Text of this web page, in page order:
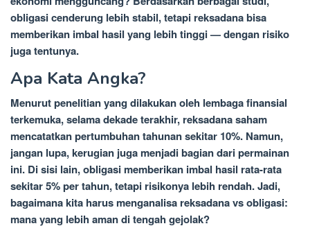
obligasi cenderung lebih stabil, tetapi reksadana bisa
memberikan imbal hasil yang lebih tinggi — dengan risiko
juga tentunya.
Apa Kata Angka?
Menurut penelitian yang dilakukan oleh lembaga finansial
terkemuka, selama dekade terakhir, reksadana saham
mencatatkan pertumbuhan tahunan sekitar 10%. Namun,
jangan lupa, kerugian juga menjadi bagian dari permainan
ini. Di sisi lain, obligasi memberikan imbal hasil rata-rata
sekitar 5% per tahun, tetapi risikonya lebih rendah. Jadi,
bagaimana kita harus menganalisa reksadana vs obligasi:
mana yang lebih aman di tengah gejolak?